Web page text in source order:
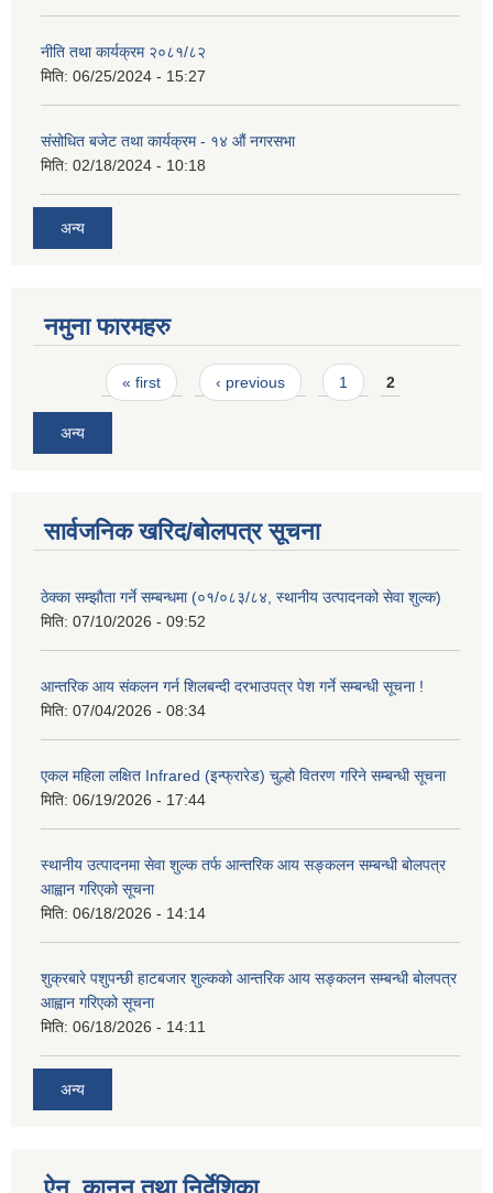
नीति तथा कार्यक्रम २०८१/८२
मिति: 06/25/2024 - 15:27
संसोधित बजेट तथा कार्यक्रम - १४ औं नगरसभा
मिति: 02/18/2024 - 10:18
अन्य
नमुना फारमहरु
Pages« first ‹ previous 1 2
अन्य
सार्वजनिक खरिद/बोलपत्र सूचना
ठेक्का सम्झौता गर्ने सम्बन्धमा (०१/०८३/८४, स्थानीय उत्पादनको सेवा शुल्क)
मिति: 07/10/2026 - 09:52
आन्तरिक आय संकलन गर्न शिलबन्दी दरभाउपत्र पेश गर्ने सम्बन्धी सूचना !
मिति: 07/04/2026 - 08:34
एकल महिला लक्षित Infrared (इन्फ्रारेड) चुल्हो वितरण गरिने सम्बन्धी सूचना
मिति: 06/19/2026 - 17:44
स्थानीय उत्पादनमा सेवा शुल्क तर्फ आन्तरिक आय सङ्कलन सम्बन्धी बोलपत्र
आह्वान गरिएको सूचना
मिति: 06/18/2026 - 14:14
शुक्रबारे पशुपन्छी हाटबजार शुल्कको आन्तरिक आय सङ्कलन सम्बन्धी बोलपत्र
आह्वान गरिएको सूचना
मिति: 06/18/2026 - 14:11
अन्य